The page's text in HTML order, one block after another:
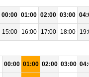
00:00 01:00 02:00 03:00
15:00 16:00 17:00 18:00
00:00 01:00 02:00 03:00